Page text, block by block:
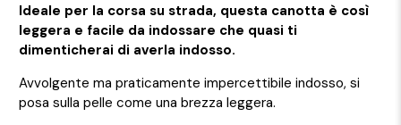
Ideale per la corsa su strada, questa canotta è così
leggera e facile da indossare che quasi ti
dimenticherai di averla indosso.
Avvolgente ma praticamente impercettibile indosso, si
posa sulla pelle come una brezza leggera.